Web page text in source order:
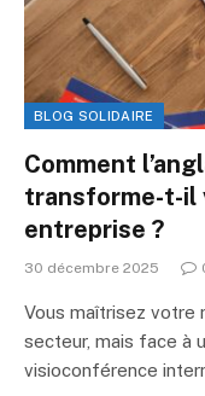
BLOG SOLIDAIRE
Comment
transforme-t-il
entreprise ?
30 décembre 2025
Vous maîtrisez votre
secteur, mais face à
visioconférence